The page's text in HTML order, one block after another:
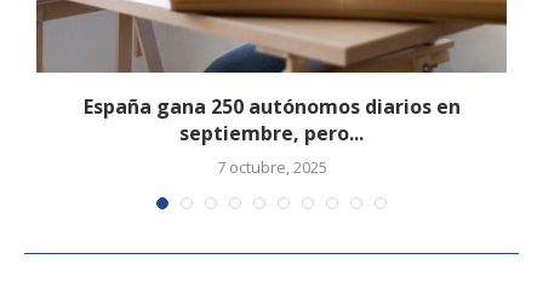
España gana 250 autónomos diarios en
septiembre, pero...
7 octubre, 2025